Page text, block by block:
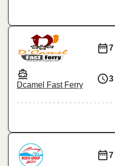
Dcamel Fast Ferry
7
3
7